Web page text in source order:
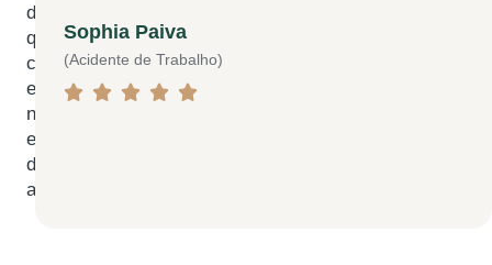
de
quem
confiou
em
nosso
escritório
de
advocacia.
Sophia Paiva
(Acidente de Trabalho)
    